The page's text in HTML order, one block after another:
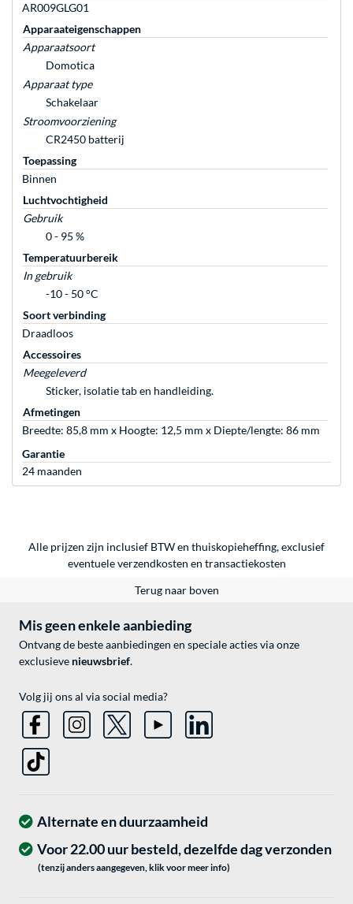
AR009GLG01
Apparaateigenschappen
Apparaatsoort
Domotica
Apparaat type
Schakelaar
Stroomvoorziening
CR2450 batterij
Toepassing
Binnen
Luchtvochtigheid
Gebruik
0 - 95 %
Temperatuurbereik
In gebruik
-10 - 50 °C
Soort verbinding
Draadloos
Accessoires
Meegeleverd
Sticker, isolatie tab en handleiding.
Afmetingen
Breedte: 85,8 mm x Hoogte: 12,5 mm x Diepte/lengte: 86 mm
Garantie
24 maanden
Alle prijzen zijn inclusief BTW en thuiskopieheffing, exclusief
eventueleverzendkosten en transactiekosten
Terug naar boven
Mis geen enkele aanbieding
Ontvang de beste aanbiedingen en speciale acties via onze
exclusieve nieuwsbrief.
Volg jij ons al via social media?
Alternate en duurzaamheid
Voor 22.00 uur besteld, dezelfde dag verzonden
(tenzij anders aangegeven, klik voor meer info)